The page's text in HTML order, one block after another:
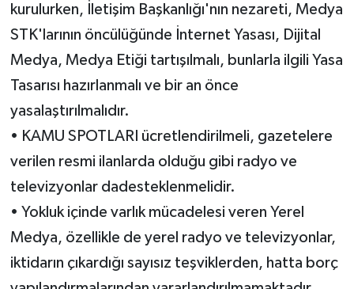
kurulurken, İletişim Başkanlığı'nın nezareti, Medya
STK'larının öncülüğünde İnternet Yasası, Dijital
Medya, Medya Etiği tartışılmalı, bunlarla ilgili Yasa
Tasarısı hazırlanmalı ve bir an önce
yasalaştırılmalıdır.
• KAMU SPOTLARI ücretlendirilmeli, gazetelere
verilen resmi ilanlarda olduğu gibi radyo ve
te levizyonlar dadesteklenmelidir.
• Yokluk içinde varl ık mücadelesi veren Yerel
Medya, özellikle d e yerel radyo ve televizyonlar,
iktidarın çıkardığı sayısız teşviklerden, hatta borç